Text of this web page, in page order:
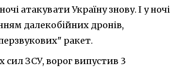
атакувати Україну знову. І у ночі
далекобійних дронів,
ракет.
сил ЗСУ, ворог випустив 3